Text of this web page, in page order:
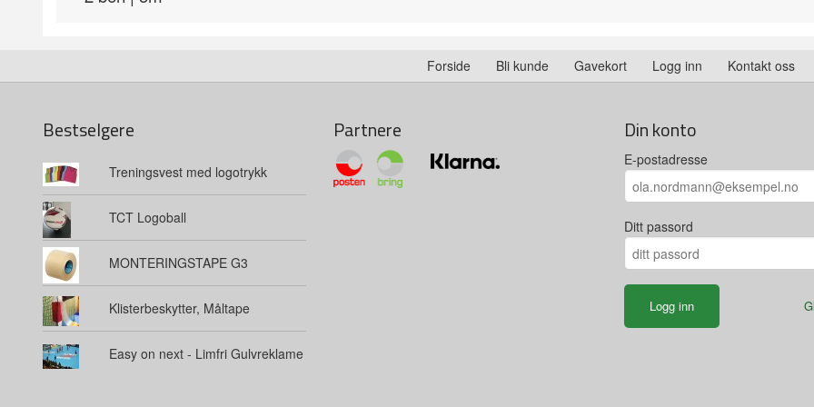
Forside Bli kunde Gavekort Logg inn Kontakt oss
Bestselgere
Treningsvest med logotrykk
TCT Logoball
MONTERINGSTAPE G3
Klisterbeskytter, Måltape
Easy on next - Limfri Gulvreklame
Partnere Din konto
E-postadresse
Ditt passord